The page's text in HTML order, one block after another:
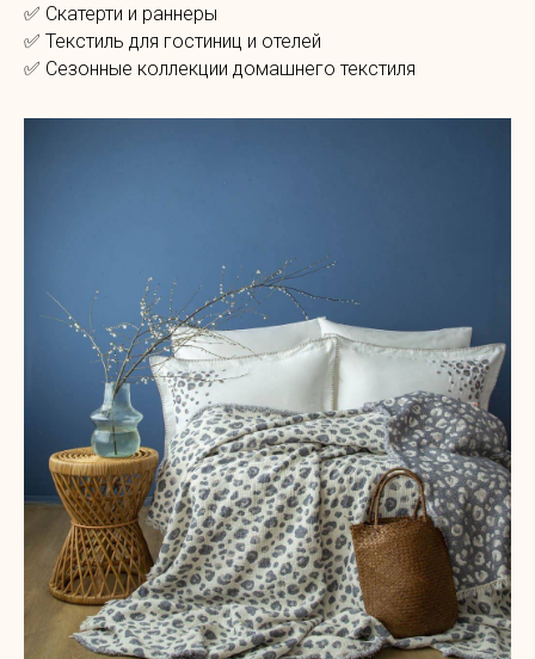
✅ Скатерти и раннеры
✅ Текстиль для гостиниц и отелей
✅ Сезонные коллекции домашнего текстиля